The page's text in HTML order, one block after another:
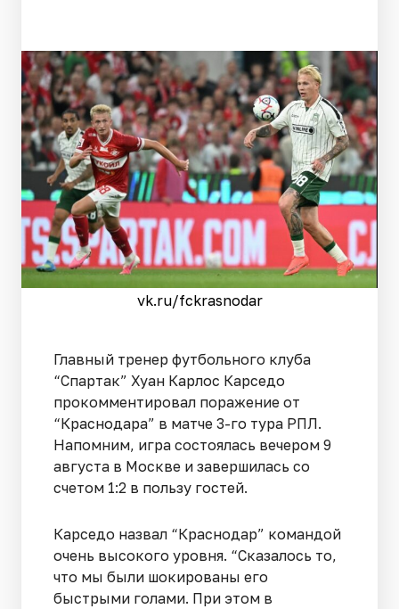
vk.ru/fckrasnodar
Главный тренер футбольного клуба
“Спартак” Хуан Карлос Карседо
прокомментировал поражение от
“Краснодара” в матче 3-го тура РПЛ.
Напомним, игра состоялась вечером 9
августа в Москве и завершилась со
счетом 1:2 в пользу гостей.
Карседо назвал “Краснодар” командой
очень высокого уровня. “Сказалось то,
что мы были шокированы его
быстрыми голами. При этом в